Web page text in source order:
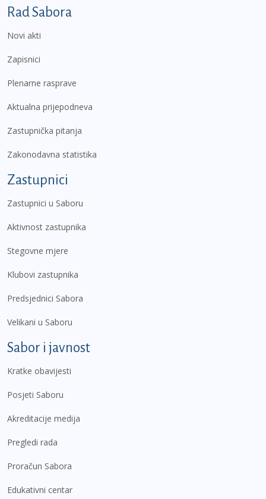
Podnožje prvi izbornik
Rad Sabora
Novi akti
Zapisnici
Plenarne rasprave
Aktualna prijepodneva
Zastupnička pitanja
Zakonodavna statistika
Zastupnici
Zastupnici u Saboru
Aktivnost zastupnika
Stegovne mjere
Klubovi zastupnika
Predsjednici Sabora
Velikani u Saboru
Sabor i javnost
Kratke obavijesti
Posjeti Saboru
Akreditacije medija
Pregledi rada
Proračun Sabora
Edukativni centar